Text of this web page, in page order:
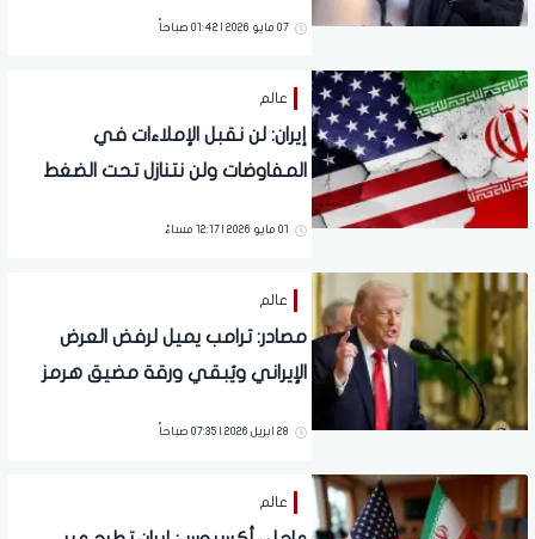
07 مايو 2026 | 01:42 صباحاً
عالم
إيران: لن نقبل الإملاءات في
المفاوضات ولن نتنازل تحت الضغط
01 مايو 2026 | 12:17 مساءً
عالم
مصادر: ترامب يميل لرفض العرض
الإيراني ويُبقي ورقة مضيق هرمز
28 ابريل 2026 | 07:35 صباحاً
عالم